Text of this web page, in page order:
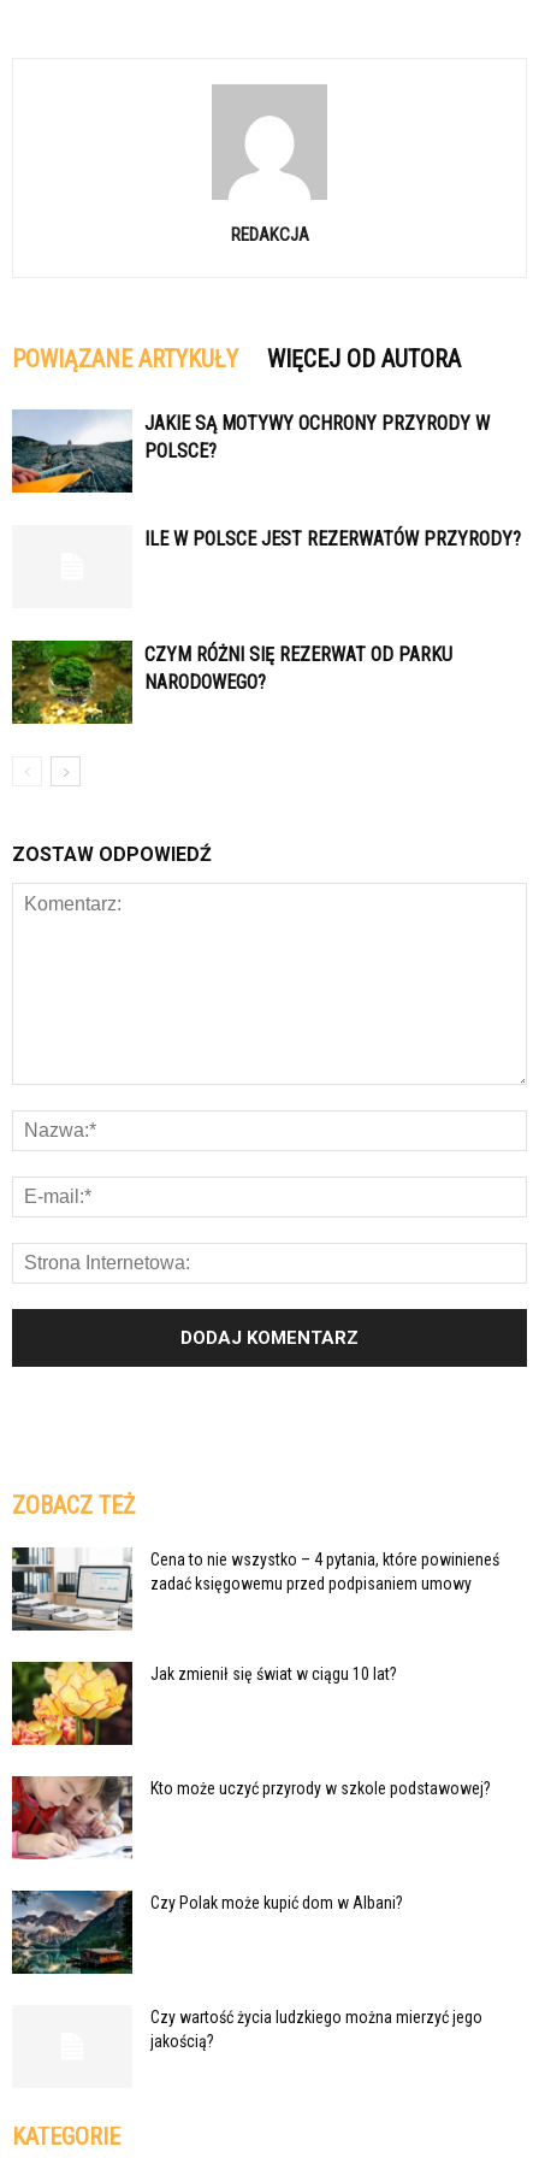
REDAKCJA
POWIĄZANE ARTYKUŁY WIĘCEJ OD AUTORA
JAKIE SĄ MOTYWY OCHRONY PRZYRODY W
POLSCE?
ILE W POLSCE JEST REZERWATÓW PRZYRODY?
CZYM RÓŻNI SIĘ REZERWAT OD PARKU
NARODOWEGO?
ZOSTAW ODPOWIEDŹ
ZOBACZ TEŻ
Cena to nie wszystko – 4 pytania, które powinieneś
zadać księgowemu przed podpisaniem umowy
Jak zmienił się świat w ciągu 10 lat?
Kto może uczyć przyrody w szkole podstawowej?
Czy Polak może kupić dom w Albani?
Czy wartość życia ludzkiego można mierzyć jego
jakością?
KATEGORIE